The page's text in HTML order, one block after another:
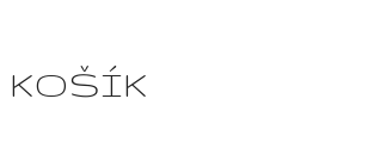
KOŠÍK